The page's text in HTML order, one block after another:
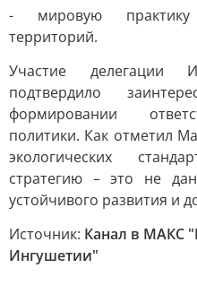
- мировую практику
территорий.
Участие делегации
подтвердило
формировании
политики. Как отметил
экологических
стратегию – это не
устойчивого развития и
Источник: Канал в МАКС
Ингушетии"